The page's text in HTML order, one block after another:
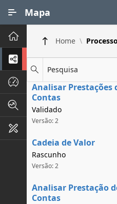
Mapa
Processos de Negócios
Dados INPI
Home
Pesquisa
Analisar Prestações
Contas
Validado
Versão: 2
Cadeia de Valor
Rascunho
Versão: 2
Analisar Prestação
Contas